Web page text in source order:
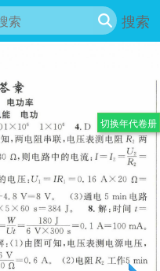
搜索
切换年代卷册